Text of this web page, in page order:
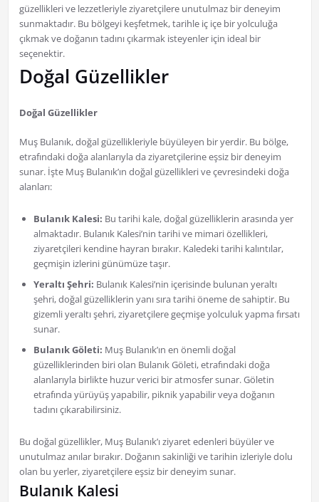
güzellikleri ve lezzetleriyle ziyaretçilere unutulmaz bir deneyim
sunmaktadır. Bu bölgeyi keşfetmek, tarihle iç içe bir yolculuğa
çıkmak ve doğanın tadını çıkarmak isteyenler için ideal bir
seçenektir.
Doğal Güzellikler
Doğal Güzellikler
Muş Bulanık, doğal güzellikleriyle büyüleyen bir yerdir. Bu bölge,
etrafındaki doğa alanlarıyla da ziyaretçilerine eşsiz bir deneyim
sunar. İşte Muş Bulanık’ın doğal güzellikleri ve çevresindeki doğa
alanları:
Bulanık Kalesi: Bu tarihi kale, doğal güzelliklerin arasında yer
almaktadır. Bulanık Kalesi’nin tarihi ve mimari özellikleri,
ziyaretçileri kendine hayran bırakır. Kaledeki tarihi kalıntılar,
geçmişin izlerini günümüze taşır.
Yeraltı Şehri: Bulanık Kalesi’nin içerisinde bulunan yeraltı
şehri, doğal güzelliklerin yanı sıra tarihi öneme de sahiptir. Bu
gizemli yeraltı şehri, ziyaretçilere geçmişe yolculuk yapma fırsatı
sunar.
Bulanık Göleti: Muş Bulanık’ın en önemli doğal
güzelliklerinden biri olan Bulanık Göleti, etrafındaki doğa
alanlarıyla birlikte huzur verici bir atmosfer sunar. Göletin
etrafında yürüyüş yapabilir, piknik yapabilir veya doğanın
tadını çıkarabilirsiniz.
Bu doğal güzellikler, Muş Bulanık’ı ziyaret edenleri büyüler ve
unutulmaz anılar bırakır. Doğanın sakinliği ve tarihin izleriyle dolu
olan bu yerler, ziyaretçilere eşsiz bir deneyim sunar.
Bulanık Kalesi